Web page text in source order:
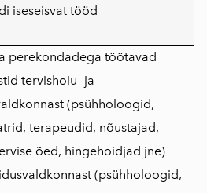
iseseisvat tööd
perekondadega töötavad
tervishoiu- ja
(psühholoogid,
terapeudid, nõustajad,
õed, hingehoidjad jne)
(psühholoogid,